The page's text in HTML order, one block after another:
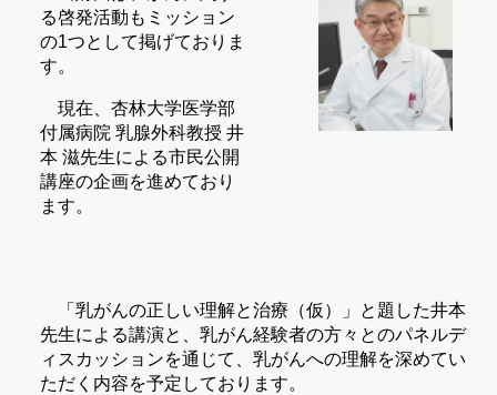
る啓発活動もミッション
の1つとして掲げておりま
す。
現在、杏林大学医学部
付属病院 乳腺外科教授 井
本 滋先生による市民公開
講座の企画を進めており
ます。
「乳がんの正しい理解と治療（仮）」と題した井本
先生による講演と、乳がん経験者の方々とのパネルデ
ィスカッションを通じて、乳がんへの理解を深めてい
ただく内容を予定しております。